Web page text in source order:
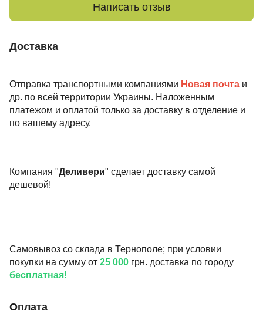
Написать отзыв
Доставка
Отправка транспортными компаниями Новая почта и
др. по всей территории Украины. Наложенным
платежом и оплатой только за доставку в отделение и
по вашему адресу.
Компания "Деливери" сделает доставку самой
дешевой!
Самовывоз со склада в Тернополе; при условии
покупки на сумму от 25 000 грн. доставка по городу
бесплатная!
Оплата